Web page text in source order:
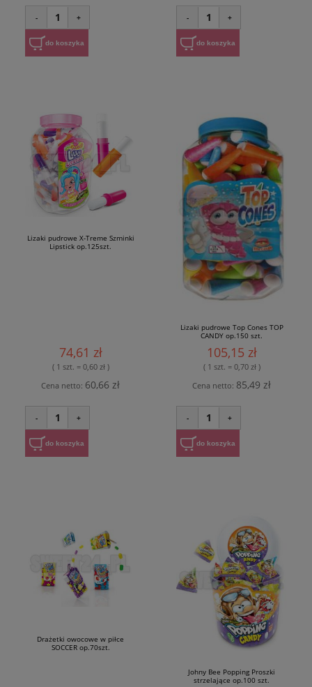
- 1 +
do koszyka
- 1 +
do koszyka
Lizaki pudrowe X-Treme Szminki
Lipstick op.125szt.
74,61 zł
( 1 szt. = 0,60 zł )
Cena netto: 60,66 zł
- 1 +
do koszyka
Lizaki pudrowe Top Cones TOP
CANDY op.150 szt.
105,15 zł
( 1 szt. = 0,70 zł )
Cena netto: 85,49 zł
- 1 +
do koszyka
Drażetki owocowe w piłce
SOCCER op.70szt.
Johny Bee Popping Proszki
strzelające op.100 szt.